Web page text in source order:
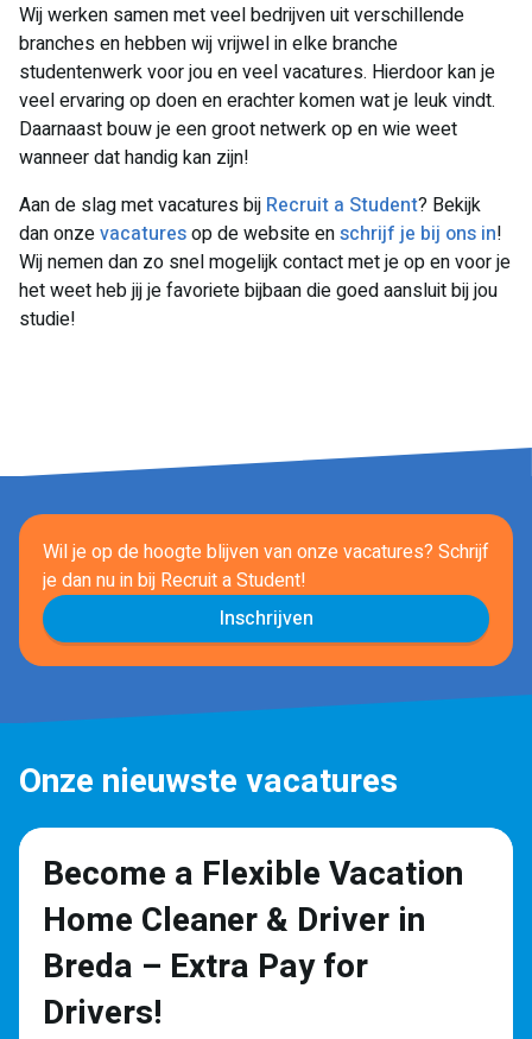
Wij werken samen met veel bedrijven uit verschillende
branches en hebben wij vrijwel in elke branche
studentenwerk voor jou en veel vacatures. Hierdoor kan je
veel ervaring op doen en erachter komen wat je leuk vindt.
Daarnaast bouw je een groot netwerk op en wie weet
wanneer dat handig kan zijn!
Aan de slag met vacatures bij Recruit a Student? Bekijk
dan onzevacaturesop de website enschrijf je bij ons in!
Wij nemen dan zo snel mogelijk contact met je op en voor je
het weet heb jij je favoriete bijbaan die goed aansluit bij jou
studie!
Wil je op de hoogte blijven van onze vacatures? Schrijf
je dan nu inbij Recruit a Student!
Inschrijven
Onze nieuwste vacatures
Become a Flexible Vacation
Home Cleaner & Driver in
Breda – Extra Pay for
Drivers!